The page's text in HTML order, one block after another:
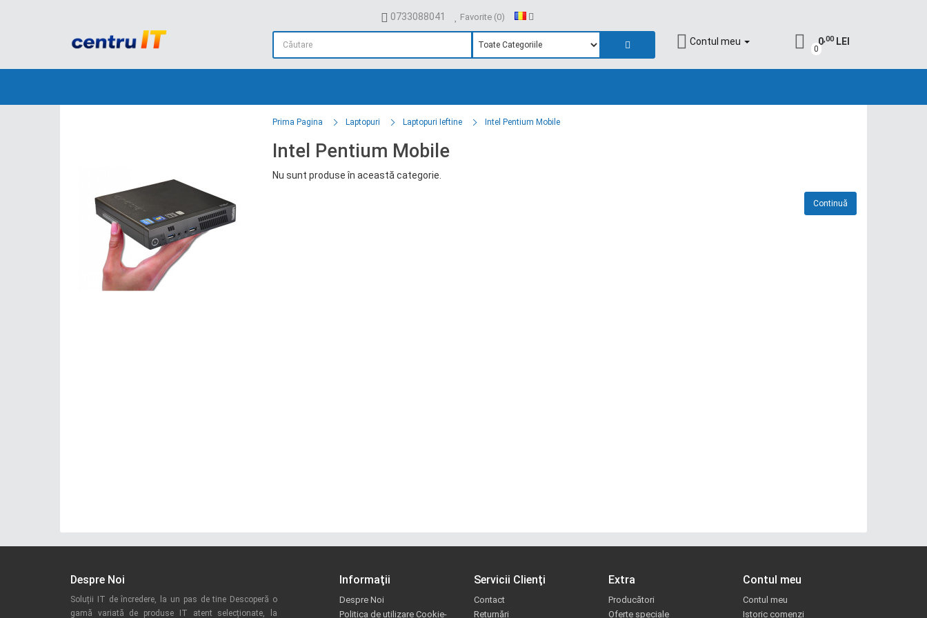
0733088041 Favorite (0)
Contul meu
0
0,00LEI
Prima Pagina Laptopuri Laptopuri Ieftine Intel Pentium Mobile
Intel Pentium Mobile
Nu sunt produse în această categorie.
Continuă
Despre Noi
Soluții IT de încredere, la un pas de tine Descoperă o
gamă variată de produse IT atent selecționate, la
Informaţii
Despre Noi
Politica de utilizare Cookie-
Servicii Clienţi
Contact
Returnări
Extra
Producători
Oferte speciale
Contul meu
Contul meu
Istoric comenzi